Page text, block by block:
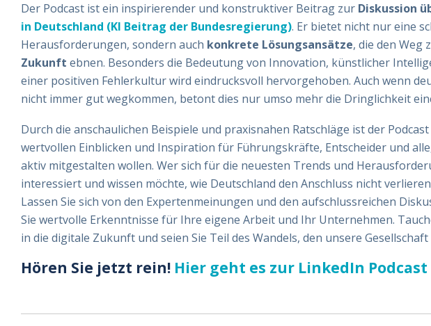
Der Podcast ist ein inspirierender und konstruktiver Beitrag zur Diskussion
in Deutschland (KI Beitrag der Bundesregierung). Er bietet nicht nur eine
Herausforderungen, sondern auch konkrete Lösungsansätze, die den Weg
Zukunft ebnen. Besonders die Bedeutung von Innovation, künstlicher
einer positiven Fehlerkultur wird eindrucksvoll hervorgehoben. Auch wenn
nicht immer gut wegkommen, betont dies nur umso mehr die Dringlichkeit
Durch die anschaulichen Beispiele und praxisnahen Ratschläge ist der
wertvollen Einblicken und Inspiration für Führungskräfte, Entscheider und
aktiv mitgestalten wollen. Wer sich für die neuesten Trends und
interessiert und wissen möchte, wie Deutschland den Anschluss nicht
Lassen Sie sich von den Expertenmeinungen und den aufschlussreichen
Sie wertvolle Erkenntnisse für Ihre eigene Arbeit und Ihr Unternehmen.
in die digitale Zukunft und seien Sie Teil des Wandels, den unsere
Hören Sie jetzt rein! Hier geht es zur LinkedIn Podcast